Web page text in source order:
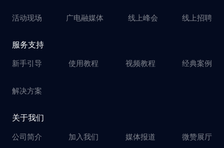
活动现场 广电融媒体 线上峰会 线上招聘
服务支持
新手引导 使用教程 视频教程 经典案例
解决方案
关于我们
公司简介 加入我们 媒体报道 微赞展厅